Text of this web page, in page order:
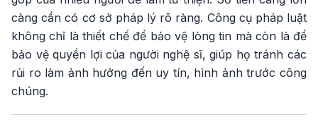
càng cần có cơ sở pháp lý rõ ràng. Công cụ pháp luật
không chỉ là thiết chế để bảo vệ lòng tin mà còn là để
bảo vệ quyền lợi của người nghệ sĩ, giúp họ tránh các
rủi ro làm ảnh hưởng đến uy tín, hình ảnh trước công
chúng.